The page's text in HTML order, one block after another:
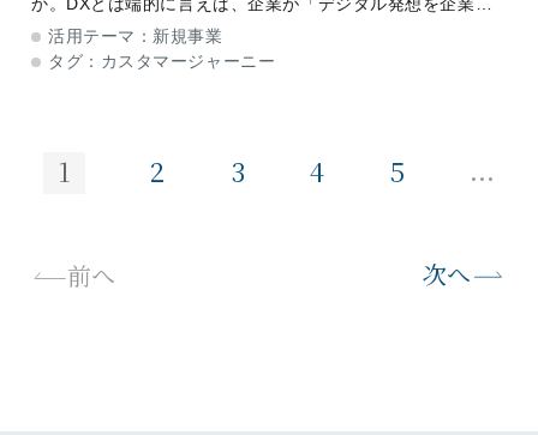
か。DXとは端的に言えば、企業が「デジタル発想を企業に
インストールする」≒「デジタルネイティブになる」ことと
私は認識している
活用テーマ： 新規事業
タグ： カスタマージャーニー
前へ
1 2 3 4 5 ...
次へ